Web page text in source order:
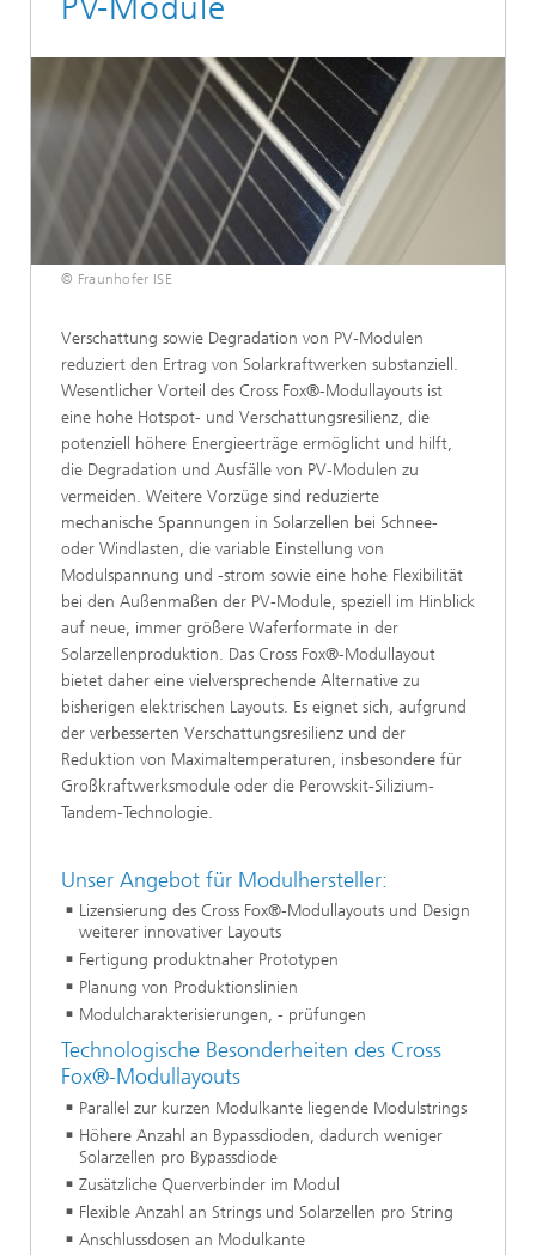
© Fraunhofer ISE
Verschattung sowie Degradation von PV-Modulen
reduziert den Ertrag von Solarkraftwerken substanziell.
Wesentlicher Vorteil des Cross Fox®-Modullayouts ist
eine hohe Hotspot- und Verschattungsresilienz, die
potenziell höhere Energieerträge ermöglicht und hilft,
die Degradation und Ausfälle von PV-Modulen zu
vermeiden. Weitere Vorzüge sind reduzierte
mechanische Spannungen in Solarzellen bei Schnee-
oder Windlasten, die variable Einstellung von
Modulspannung und -strom sowie eine hohe Flexibilität
bei den Außenmaßen der PV-Module, speziell im Hinblick
auf neue, immer größere Waferformate in der
Solarzellenproduktion. Das Cross Fox®-Modullayout
bietet daher eine vielversprechende Alternative zu
bisherigen elektrischen Layouts. Es eignet sich, aufgrund
der verbesserten Verschattungsresilienz und der
Reduktion von Maximaltemperaturen, insbesondere für
Großkraftwerksmodule oder die Perowskit-Silizium-
Tandem-Technologie.
Unser Angebot für Modulhersteller:
Lizensierung des Cross Fox®-Modullayouts und Design
weiterer innovativer Layouts
Fertigung produktnaher Prototypen
Planung von Produktionslinien
Modulcharakterisierungen, - prüfungen
Technologische Besonderheiten des Cross
Fox®-Modullayouts
Parallel zur kurzen Modulkante liegende Modulstrings
Höhere Anzahl an Bypassdioden, dadurch weniger
Solarzellen pro Bypassdiode
Zusätzliche Querverbinder im Modul
Flexible Anzahl an Strings und Solarzellen pro String
Anschlussdosen an Modulkante